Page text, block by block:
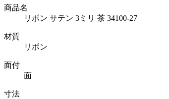
商品名
リボン サテン 3ミリ 茶 34100-27
材質
リボン
面付
面
寸法